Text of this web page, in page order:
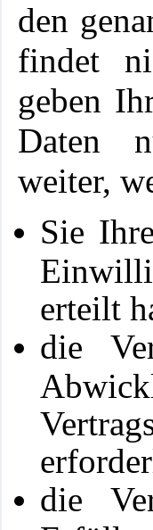
den
findet
geben
Daten
weiter,
Sie
erteilt
die
die